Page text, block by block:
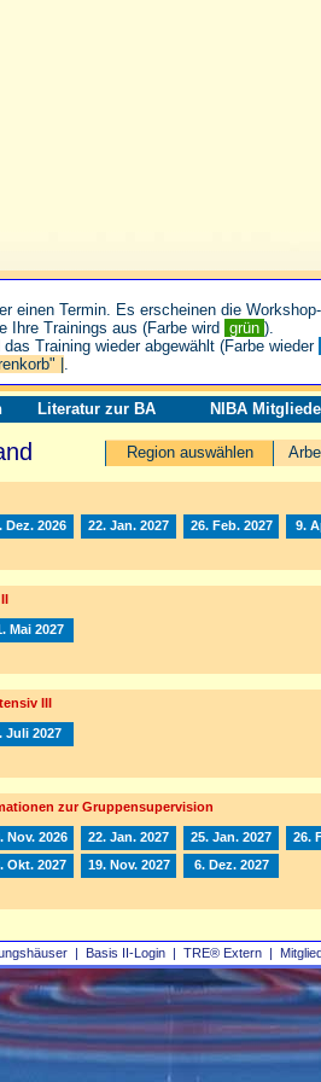
| Basis II‑Login | TRE® Extern |
Literatur zur BA NIBA
Region auswählen
Dez. 2026 22. Jan. 2027 26. Feb. 2027 9.
Mai 2027
III
Juli 2027
zur Gruppensupervision
Nov. 2026 22. Jan. 2027 25. Jan. 2027 26.
Okt. 2027 19. Nov. 2027 6. Dez. 2027
einen Termin. Es erscheinen die
Ihre Trainings aus (Farbe wird grün ).
das Training wieder abgewählt (Farbe wieder
| .